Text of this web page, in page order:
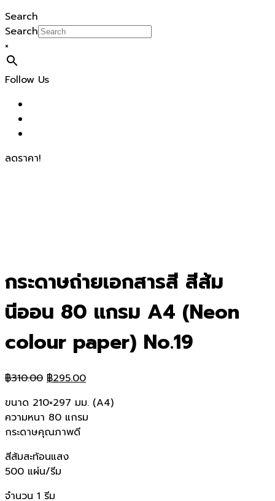
Search
Search
×
Follow Us
ลดราคา!
กระดาษถ่ายเอกสารสี สีส้ม
นีออน 80 แกรม A4 (Neon
colour paper) No.19
฿310.00 Original
was:
฿310.00.
฿295.00Current
is:
฿295.00.
ขนาด 210×297 มม. (A4)
ความหนา 80 แกรม
กระดาษคุณภาพดี
สีส้มสะท้อนแสง
500 แผ่น/รีม
จำนวน 1 รีม